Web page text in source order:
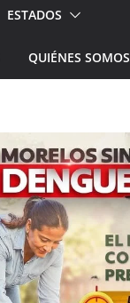
ESTADOS
QUIÉNES SOMOS